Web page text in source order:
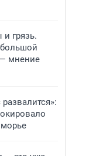
грязь.
мнение